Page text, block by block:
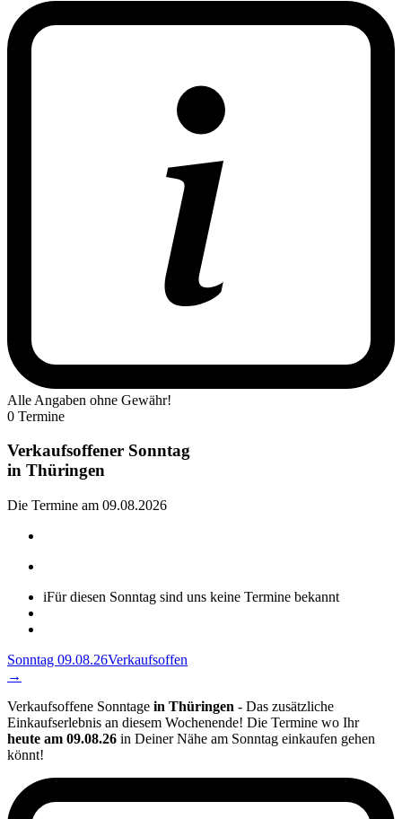
Alle Angaben ohne Gewähr!
0 Termine
Verkaufsoffener Sonntag
in Thüringen
Die Termine am 09.08.2026
iFür diesen Sonntag sind uns keine Termine bekannt
Sonntag 09.08.26Verkaufsoffen
→
Verkaufsoffene Sonntage in Thüringen - Das zusätzliche
Einkaufserlebnis an diesem Wochenende! Die Termine wo Ihr
heute am 09.08.26 in Deiner Nähe am Sonntag einkaufen gehen
könnt!